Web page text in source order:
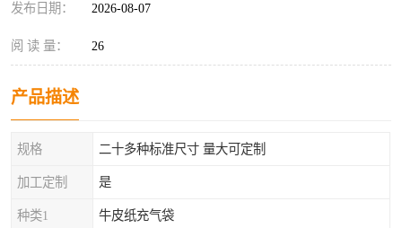
发布日期： 2026-08-07
阅 读 量： 26
产品描述
规格 二十多种标准尺寸 量大可定制
加工定制 是
种类1 牛皮纸充气袋